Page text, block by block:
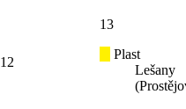
12
13
Plast
Lešany